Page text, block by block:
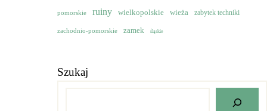
pomorskie ruiny wielkopolskie wieża zabytek techniki
zachodnio-pomorskie zamek śląskie
Szukaj